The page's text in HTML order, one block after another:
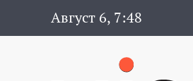
Август 6, 7:48